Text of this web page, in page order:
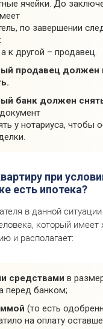
ячейки. До
по завершении
к другой – продавец.
продавец должен
банк должен
у нотариуса, чтобы
при
есть ипотека?
в данной
который
и располагает:
средствами в
перед банком;
(то есть
на оплату